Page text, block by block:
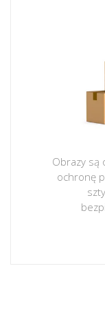
Obrazy są
ochronę